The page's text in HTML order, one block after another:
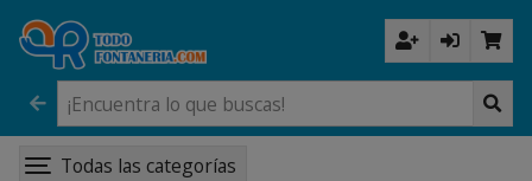
Todas las categorías